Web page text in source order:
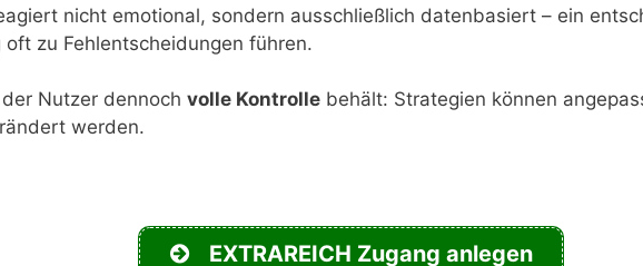
nicht emotional, sondern ausschließlich datenbasiert – ein
zu Fehlentscheidungen führen.
Nutzer dennoch volle Kontrolle behält: Strategien können
werden.
EXTRAREICH Zugang anlegen